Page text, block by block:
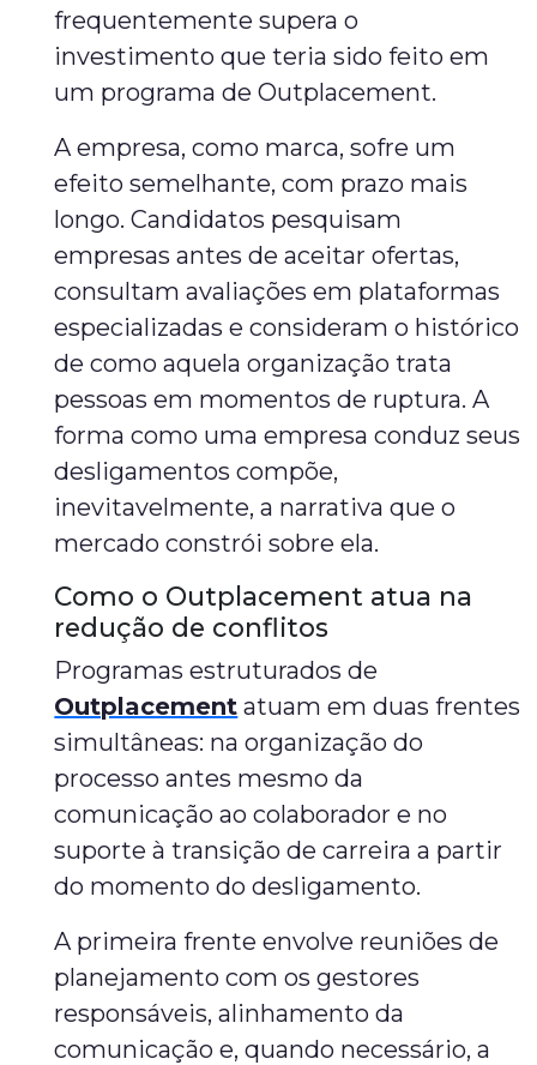
frequentemente supera o
investimento que teria sido feito em
um programa de Outplacement.
A empresa, como marca, sofre um
efeito semelhante, com prazo mais
longo. Candidatos pesquisam
empresas antes de aceitar ofertas,
consultam avaliações em plataformas
especializadas e consideram o histórico
de como aquela organização trata
pessoas em momentos de ruptura. A
forma como uma empresa conduz seus
desligamentos compõe,
inevitavelmente, a narrativa que o
mercado constrói sobre ela.
Como o Outplacement atua na
redução de conflitos
Programas estruturados de
Outplacement atuam em duas frentes
simultâneas: na organização do
processo antes mesmo da
comunicação ao colaborador e no
suporte à transição de carreira a partir
do momento do desligamento.
A primeira frente envolve reuniões de
planejamento com os gestores
responsáveis, alinhamento da
comunicação e, quando necessário, a